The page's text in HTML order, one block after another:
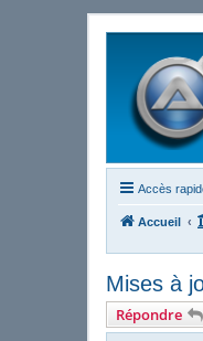
Accès
Accueil
Mises à
Répondre